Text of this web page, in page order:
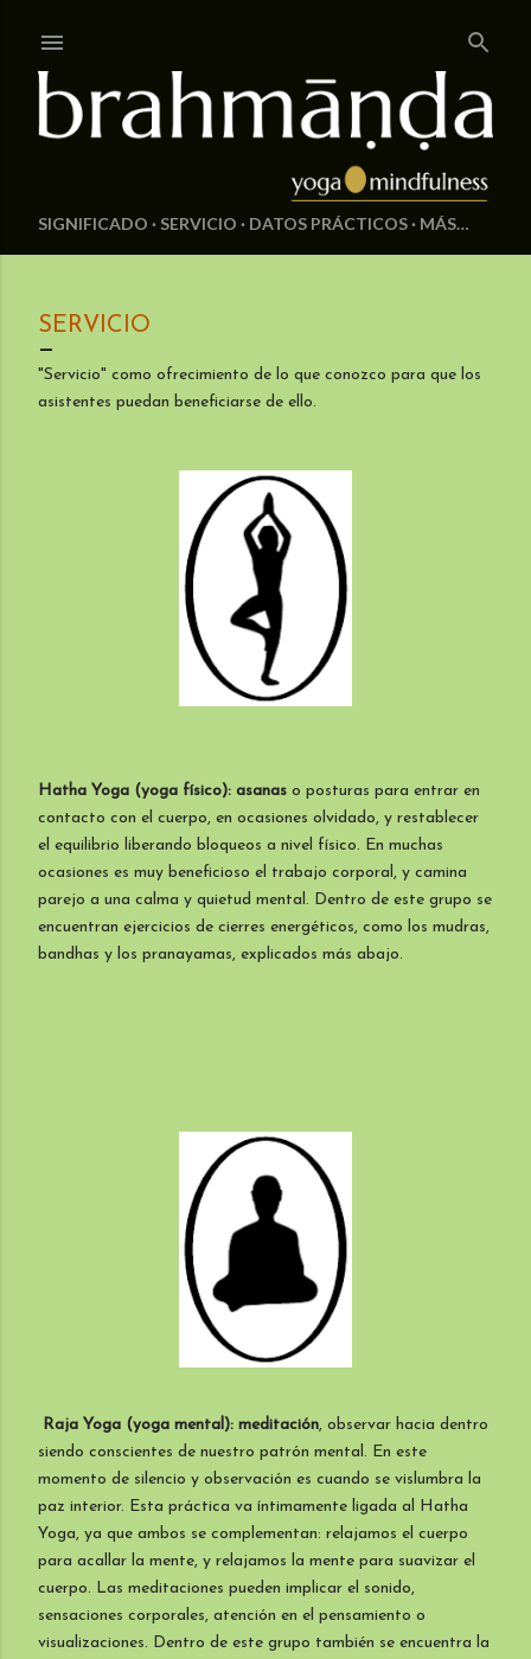
SIGNIFICADO SERVICIO DATOS PRÁCTICOS MÁS…
SERVICIO
"Servicio" como ofrecimiento de lo que conozco para que los
asistentes puedan beneficiarse de ello.
Hatha Yoga (yoga físico): asanas o posturas para entrar en
contacto con el cuerpo, en ocasiones olvidado, y restablecer
el equilibrio liberando bloqueos a nivel físico. En muchas
ocasiones es muy beneficioso el trabajo corporal, y camina
parejo a una calma y quietud mental. Dentro de este grupo se
encuentran ejercicios de cierres energéticos, como los mudras,
bandhas y los pranayamas, explicados más abajo.
Raja Yoga (yoga mental): meditación, observar hacia dentro
siendo conscientes de nuestro patrón mental. En este
momento de silencio y observación es cuando se vislumbra la
paz interior. Esta práctica va íntimamente ligada al Hatha
Yoga, ya que ambos se complementan: relajamos el cuerpo
para acallar la mente, y relajamos la mente para suavizar el
cuerpo. Las meditaciones pueden implicar el sonido,
sensaciones corporales, atención en el pensamiento o
visualizaciones. Dentro de este grupo también se encuentra la